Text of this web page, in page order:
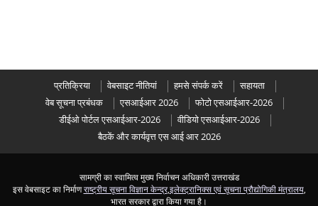
प्रतिक्रिया वेबसाइट नीतियां हमसे संपर्क करें
सहायता
वेब सूचना प्रबंधक
एसआईआर 2026
फोटो एसआईआर-2026
डीईओ पोर्टल एसआईआर-2026
वीडियो एसआईआर-2026
बैठकें और कार्यवृत्त एस आई आर 2026
सामग्री का स्वामित्व मुख्य निर्वाचन अधिकारी उत्तराखंड
इस वेबसाइट का निर्माणराष्ट्रीय सूचना विज्ञान केन्द्र,इलेक्ट्रानिक्स एवं सूचना प्रौद्योगिकी मंत्रालय,
भारत सरकार द्वारा किया गया है।